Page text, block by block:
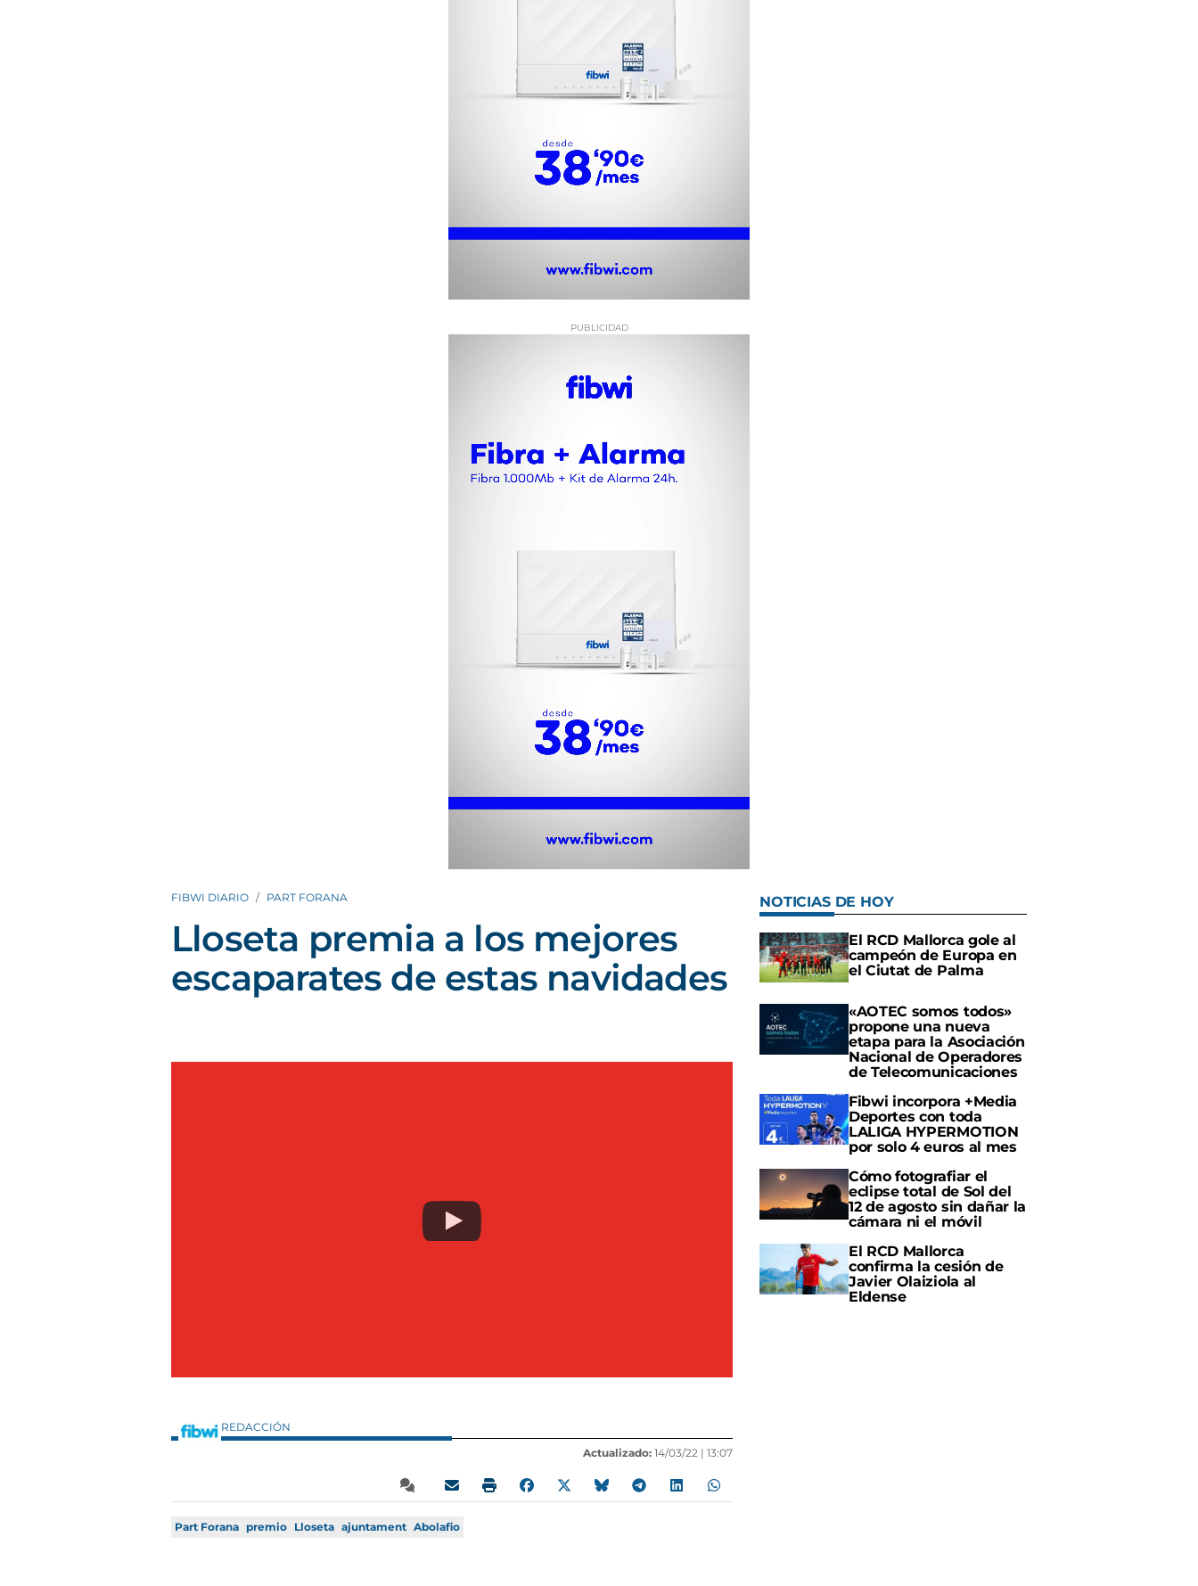
FIBWI DIARIO PART FORANA
Lloseta premia a los mejores
escaparates de estas navidades
REDACCIÓN
Actualizado: 14/03/22 | 13:07
Part Forana premio Lloseta ajuntament Abolafio
NOTICIAS DE HOY
El RCD Mallorca gole al
campeón de Europa en
el Ciutat de Palma
«AOTEC somos todos»
propone una nueva
etapa para la Asociación
Nacional de Operadores
de Telecomunicaciones
Fibwi incorpora +Media
Deportes con toda
LALIGA HYPERMOTION
por solo 4 euros al mes
Cómo fotografiar el
eclipse total de Sol del
12 de agosto sin dañar la
cámara ni el móvil
El RCD Mallorca
confirma la cesión de
Javier Olaiziola al
Eldense